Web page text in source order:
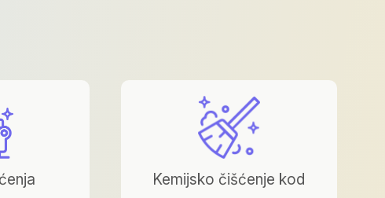
Kemijsko čišćenje kod